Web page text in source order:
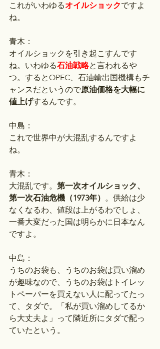
これがいわゆるオイルショックですよ
ね。
青木：
オイルショックを引き起こすんです
ね。いわゆる石油戦略と言われるや
つ。するとOPEC、石油輸出国機構もチ
ャンスだというので原油価格を大幅に
値上げするんです。
中島：
これで世界中が大混乱するんですよ
ね。
青木：
大混乱です。 第一次オイルショック、
第一次石油危機（1973年） 。供給は少
なくなるわ、値段は上がるわでしょ、
一番大変だった国は明らかに日本なん
ですよ。
中島：
うちのお袋も、うちのお袋は買い溜め
が趣味なので、うちのお袋はトイレッ
トペーパーを買えない人に配ってたっ
て、タダで。「私が買い溜めしてるか
ら大丈夫よ」って隣近所にタダで配っ
ていたという。